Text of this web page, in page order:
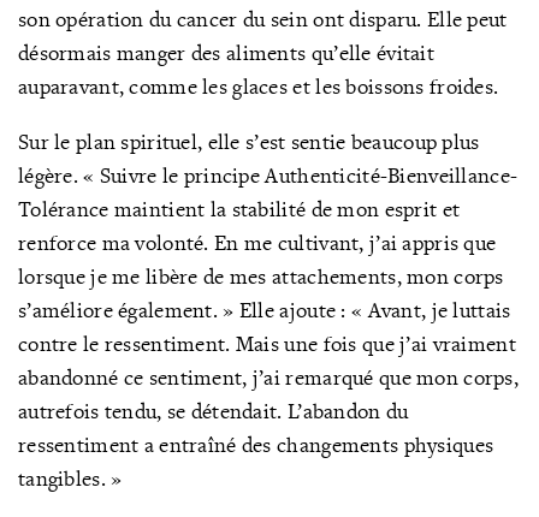
son opération du cancer du sein ont disparu. Elle peut
désormais manger des aliments qu’elle évitait
auparavant, comme les glaces et les boissons froides.
Sur le plan spirituel, elle s’est sentie beaucoup plus
légère. « Suivre le principe Authenticité-Bienveillance-
Tolérance maintient la stabilité de mon esprit et
renforce ma volonté. En me cultivant, j’ai appris que
lorsque je me libère de mes attachements, mon corps
s’améliore également. » Elle ajoute : « Avant, je luttais
contre le ressentiment. Mais une fois que j’ai vraiment
abandonné ce sentiment, j’ai remarqué que mon corps,
autrefois tendu, se détendait. L’abandon du
ressentiment a entraîné des changements physiques
tangibles. »